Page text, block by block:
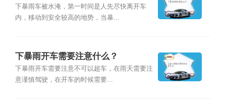
下暴雨车被水淹，第一时间是人先尽快离开车
内，移动到安全较高的地势，当暴...
下暴雨开车需要注意什么？
下暴雨开车需要注意不可以超车，在雨天需要注
意谨慎驾驶，在开车的时候需要...